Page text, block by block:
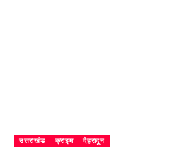
उत्तराखंड क्राइम देहरादून